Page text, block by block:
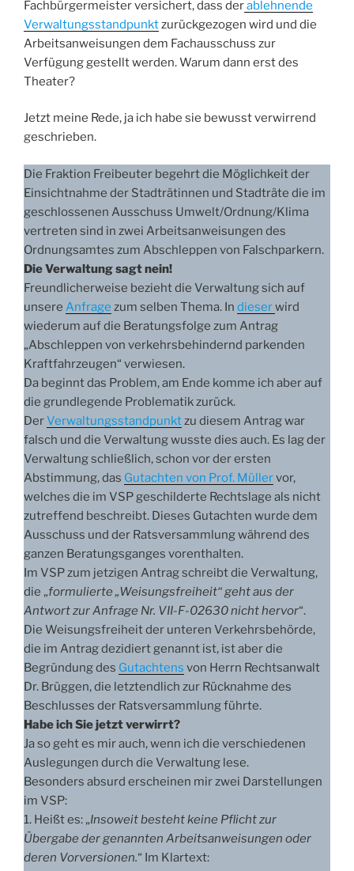
Fachbürgermeister versichert, dass derablehnende
Verwaltungsstandpunktzurückgezogen wird und die
Arbeitsanweisungen dem Fachausschuss zur
Verfügung gestellt werden. Warum dann erst des
Theater?
Jetzt meine Rede, ja ich habe sie bewusst verwirrend
geschrieben.
Die Fraktion Freibeuter begehrt die Möglichkeit der
Einsichtnahme der Stadträtinnen und Stadträte die im
geschlossenen Ausschuss Umwelt/Ordnung/Klima
vertreten sind in zwei Arbeitsanweisungen des
Ordnungsamtes zum Abschleppen von Falschparkern.
Die Verwaltung sagt nein!
Freundlicherweise bezieht die Verwaltung sich auf
unsere Anfrage zum selben Thema. In dieserwird
wiederum auf die Beratungsfolge zum Antrag
„Abschleppen von verkehrsbehindernd parkenden
Kraftfahrzeugen“ verwiesen.
Da beginnt das Problem, am Ende komme ich aber auf
die grundlegende Problematik zurück.
DerVerwaltungsstandpunktzu diesem Antrag war
falsch und die Verwaltung wusste dies auch. Es lag der
Verwaltung schließlich, schon vor der ersten
Abstimmung, das Gutachten von Prof. Müllervor,
welches die im VSP geschilderte Rechtslage als nicht
zutreffend beschreibt. Dieses Gutachten wurde dem
Ausschuss und der Ratsversammlung während des
ganzen Beratungsganges vorenthalten.
Im VSP zum jetzigen Antrag schreibt die Verwaltung,
die „formulierte „Weisungsfreiheit“ geht aus der
Antwort zur Anfrage Nr. VII-F-02630 nicht hervor“.
Die Weisungsfreiheit der unteren Verkehrsbehörde,
die im Antrag dezidiert genannt ist, ist aber die
Begründung des Gutachtens von Herrn Rechtsanwalt
Dr. Brüggen, die letztendlich zur Rücknahme des
Beschlusses der Ratsversammlung führte.
Habe ich Sie jetzt verwirrt?
Ja so geht es mir auch, wenn ich die verschiedenen
Auslegungen durch die Verwaltung lese.
Besonders absurd erscheinen mir zwei Darstellungen
im VSP:
1. Heißt es: „Insoweit besteht keine Pflicht zur
Übergabe der genannten Arbeitsanweisungen oder
deren Vorversionen.“ Im Klartext: